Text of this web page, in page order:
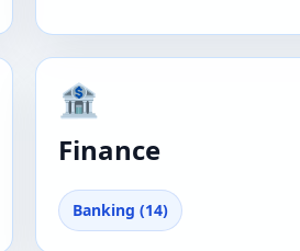
🏦
Finance
Banking (14)